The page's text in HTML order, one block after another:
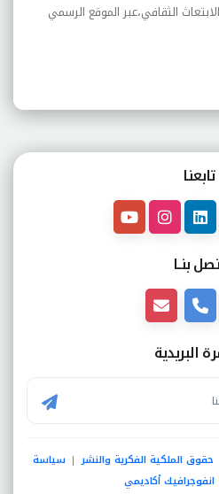
الثقافي،عبر الموقع الرسمي
تابعنـا
بنــا
البريدية
حقوق الملكية الفكرية والنشر | سياسة
انفوجرافيك أكاديمي